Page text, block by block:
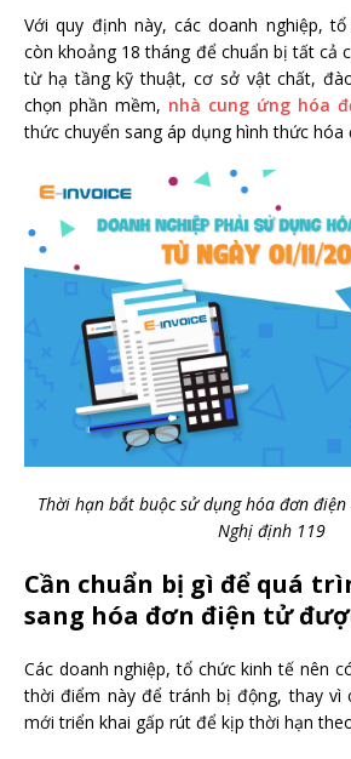
Với quy định này, các doanh nghiệp,
còn khoảng 18 tháng để chuẩn bị tất cả
từ hạ tầng kỹ thuật, cơ sở vật chất,
chọn phần mềm, nhà cung ứng hóa
thức chuyển sang áp dụng hình thức hóa
Thời hạn bắt buộc sử dụng hóa đơn
Nghị định 119
Cần chuẩn bị gì để quá
sang hóa đơn điện tử
Các doanh nghiệp, tổ chức kinh tế nên
thời điểm này để tránh bị động, thay vì
mới triển khai gấp rút để kịp thời hạn